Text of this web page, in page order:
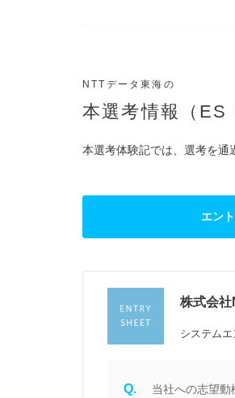
NTTデータ東海の
本選考情報（ES
本選考体験記では、選考を通
エン
株式会
システム
Q. 当社への志望